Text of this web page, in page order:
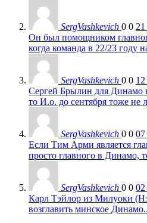
SergVashkevich 0 0
Он был помощником
когда команда в 22/23 году
SergVashkevich 0 0
Сергей Брылин для Динамо
то И.о. до сентября тоже не
SergVashkevich 0 0
Если Тим Арми является
просто главного в Динамо,
SergVashkevich 0 0
Карл Тэйлор из Милуоки
возглавить минское